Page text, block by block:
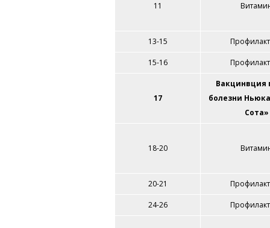
11
13-15
15-16
17
Вакцинвция
болезни
Сота»
18-20
20-21
24-26